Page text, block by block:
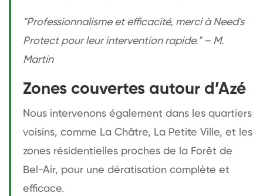
"Professionnalisme et efficacité, merci à Need's
Protect pour leur intervention rapide." – M.
Martin
Zones couvertes autour d’Azé
Nous intervenons également dans les quartiers
voisins, comme La Châtre, La Petite Ville, et les
zones résidentielles proches de la Forêt de
Bel-Air, pour une dératisation complète et
efficace.